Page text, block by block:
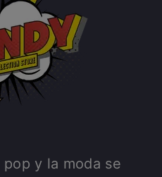
y la moda se